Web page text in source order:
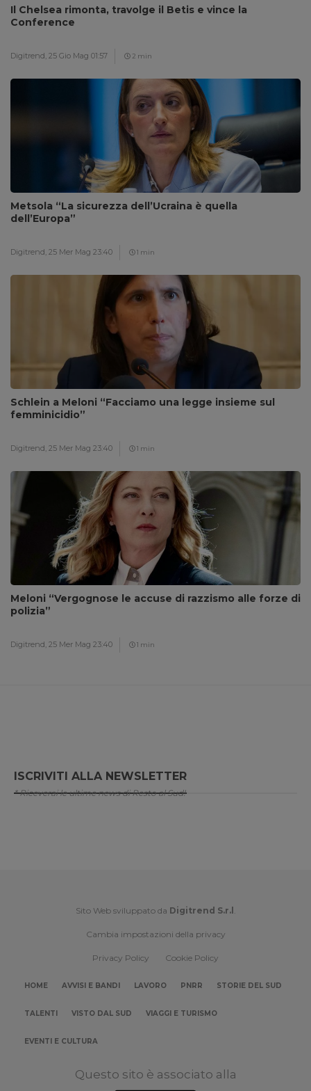
Il Chelsea rimonta, travolge il Betis e vince la
Conference
Digitrend, 25 Gio Mag 01:57 2 min
Metsola “La sicurezza dell’Ucraina è quella
dell’Europa”
Digitrend, 25 Mer Mag 23:40 1 min
Schlein a Meloni “Facciamo una legge insieme sul
femminicidio”
Digitrend, 25 Mer Mag 23:40 1 min
Meloni “Vergognose le accuse di razzismo alle forze di
polizia”
Digitrend, 25 Mer Mag 23:40 1 min
ISCRIVITI ALLA NEWSLETTER
* Riceverai le ultime news di Resto al Sud!
Sito Web sviluppato da Digitrend S.r.l .
Cambia impostazioni della privacy
Privacy Policy Cookie Policy
HOME AVVISI E BANDI LAVORO PNRR STORIE DEL SUD
TALENTI VISTO DAL SUD VIAGGI E TURISMO
EVENTI E CULTURA
Questo sito è associato alla